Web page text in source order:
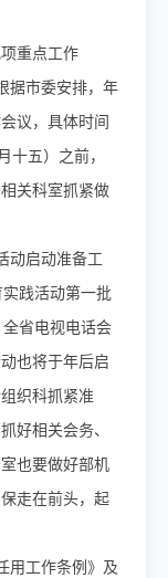
重点工作
据市委安排，年
议，具体时间
五）之前，
关科室抓紧做
动启动准备工
践活动第一批
省电视电话会
也将于年后启
织科抓紧准
好相关会务、
也要做好部机
走在前头，起
用工作条例》及